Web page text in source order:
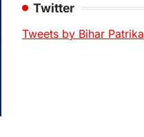
Twitter
Tweets by Bihar Patrika